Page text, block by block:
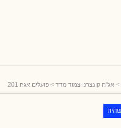
> אג"ח קונצרני צמוד מדד > פועלים אגח 201